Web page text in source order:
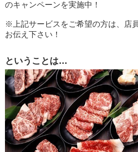
のキャンペーンを実施中！
※上記サービスをご希望の方は、店
お伝え下さい！
ということは…